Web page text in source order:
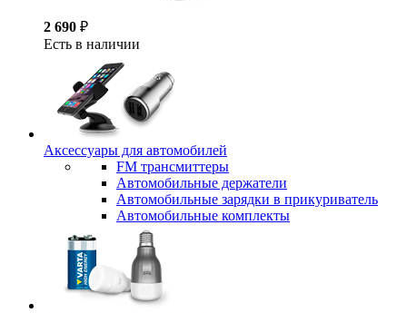
2 690 ₽
Есть в наличии
Аксессуары для автомобилей
FM трансмиттеры
Автомобильные держатели
Автомобильные зарядки в прикуриватель
Автомобильные комплекты